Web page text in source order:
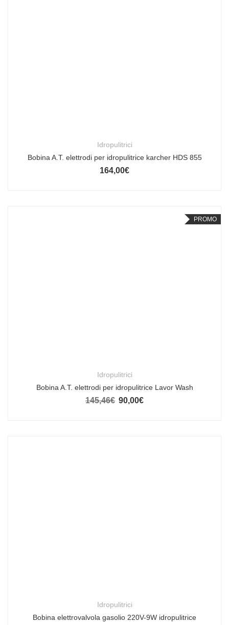
Idropulitrici
Bobina A.T. elettrodi per idropulitrice karcher HDS 855
164,00€
PROMO
Idropulitrici
Bobina A.T. elettrodi per idropulitrice Lavor Wash
145,46€ Il prezzo originale era: 145,46€.
90,00€
Idropulitrici
Bobina elettrovalvola gasolio 220V-9W idropulitrice